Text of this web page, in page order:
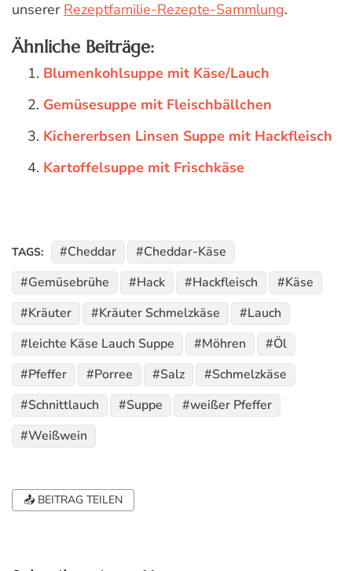
unserer Rezeptfamilie-Rezepte-Sammlung.
Ähnliche Beiträge:
Blumenkohlsuppe mit Käse/Lauch
Gemüsesuppe mit Fleischbällchen
Kichererbsen Linsen Suppe mit Hackfleisch
Kartoffelsuppe mit Frischkäse
TAGS: Cheddar
Cheddar-Käse
Gemüsebrühe
Hack Hackfleisch
Käse
Kräuter
Kräuter Schmelzkäse
Lauch
leichte Käse Lauch Suppe
Möhren
Öl
Pfeffer
Porree Salz
Schmelzkäse
Schnittlauch
Suppe
weißer Pfeffer
Weißwein
📤 BEITRAG TEILEN